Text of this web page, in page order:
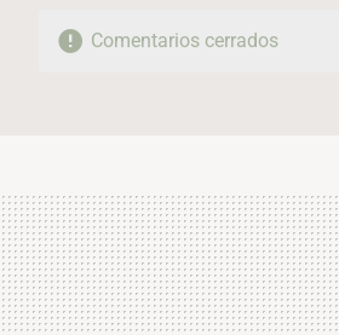
Comentarios cerrados